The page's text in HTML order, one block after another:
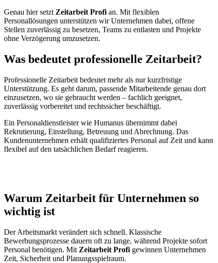
Genau hier setzt Zeitarbeit Profi an. Mit flexiblen
Personallösungen unterstützen wir Unternehmen dabei, offene
Stellen zuverlässig zu besetzen, Teams zu entlasten und Projekte
ohne Verzögerung umzusetzen.
Was bedeutet professionelle Zeitarbeit?
Professionelle Zeitarbeit bedeutet mehr als nur kurzfristige
Unterstützung. Es geht darum, passende Mitarbeitende genau dort
einzusetzen, wo sie gebraucht werden – fachlich geeignet,
zuverlässig vorbereitet und rechtssicher beschäftigt.
Ein Personaldienstleister wie Humanus übernimmt dabei
Rekrutierung, Einstellung, Betreuung und Abrechnung. Das
Kundenunternehmen erhält qualifiziertes Personal auf Zeit und kann
flexibel auf den tatsächlichen Bedarf reagieren.
Warum Zeitarbeit für Unternehmen so
wichtig ist
Der Arbeitsmarkt verändert sich schnell. Klassische
Bewerbungsprozesse dauern oft zu lange, während Projekte sofort
Personal benötigen. Mit Zeitarbeit Profi gewinnen Unternehmen
Zeit, Sicherheit und Planungsspielraum.